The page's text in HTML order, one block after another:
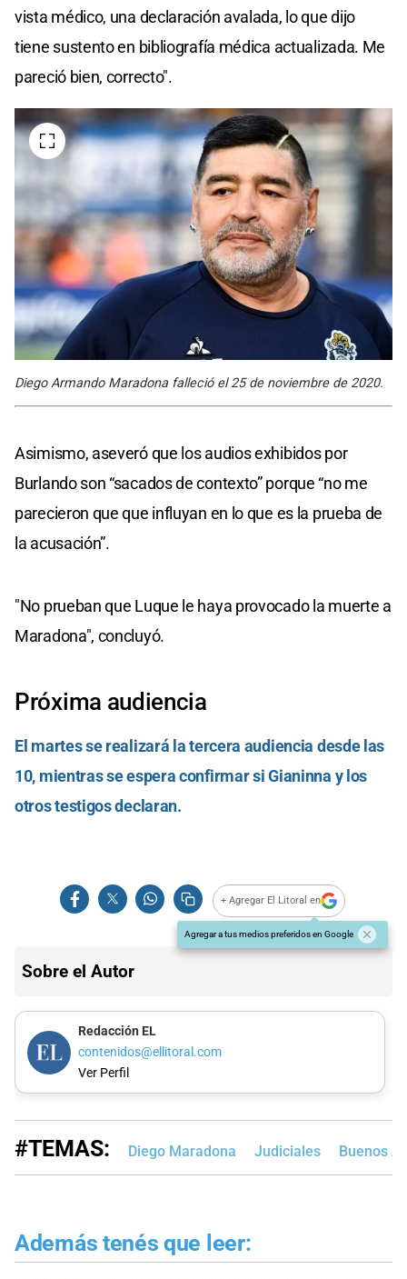
vista médico, una declaración avalada, lo que dijo
tiene sustento en bibliografía médica actualizada. Me
pareció bien, correcto".
Diego Armando Maradona falleció el 25 de noviembre de 2020.
Asimismo, aseveró que los audios exhibidos por
Burlando son “sacados de contexto” porque “no me
parecieron que que influyan en lo que es la prueba de
la acusación”.
"No prueban que Luque le haya provocado la muerte a
Maradona", concluyó.
Próxima audiencia
El martes se realizará la tercera audiencia desde las
10, mientras se espera confirmar si Gianinna y los
otros testigos declaran.
+ Agregar El Litoral en
Agregar a tus medios preferidos en Google
Sobre el Autor
Redacción EL
contenidos@ellitoral.com
Ver Perfil
#TEMAS: Diego Maradona Judiciales Buenos
Además tenés que leer: